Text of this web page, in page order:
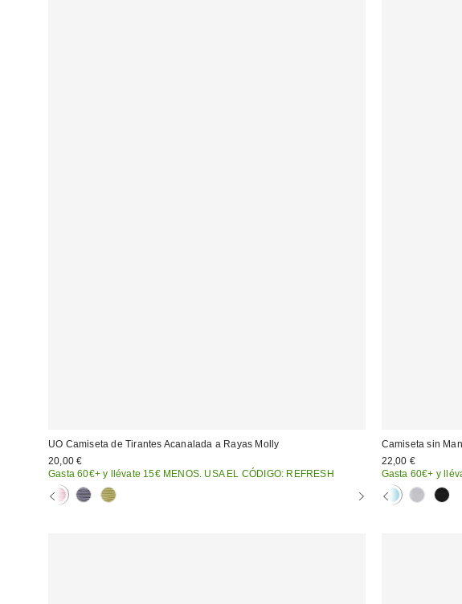
UO Camiseta de Tirantes Acanalada a Rayas Molly
20,00 €
Gasta 60€+ y llévate 15€ MENOS. USA EL CÓDIGO: REFRESH
Camiseta sin
22,00 €
Gasta 60€+ y